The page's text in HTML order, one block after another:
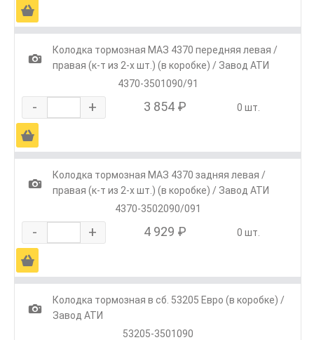
Ä
1
Колодка тормозная МАЗ 4370 передняя левая /
правая (к-т из 2-х шт.) (в коробке) / Завод АТИ
4370-3501090/91
- + 3 854 ₽ 0 шт.
Ä
1
Колодка тормозная МАЗ 4370 задняя левая /
правая (к-т из 2-х шт.) (в коробке) / Завод АТИ
4370-3502090/091
- + 4 929 ₽ 0 шт.
Ä
1
Колодка тормозная в сб. 53205 Евро (в коробке) /
Завод АТИ
53205-3501090